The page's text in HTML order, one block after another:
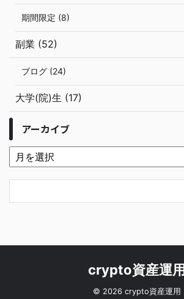
期間限定 (8)
副業 (52)
ブログ (24)
大学(院)生 (17)
アーカイブ
crypto資産運用
© 2026 crypto資産運用